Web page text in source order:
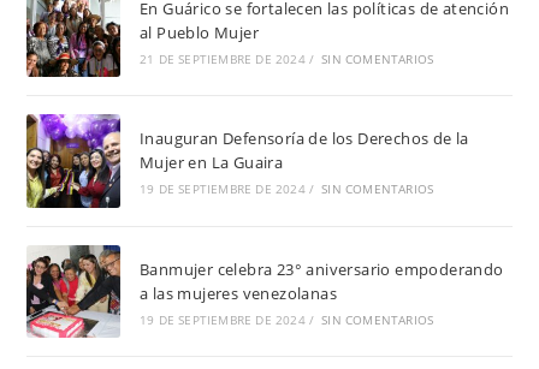
En Guárico se fortalecen las políticas de atención
al Pueblo Mujer
21 DE SEPTIEMBRE DE 2024 / SIN COMENTARIOS
Inauguran Defensoría de los Derechos de la
Mujer en La Guaira
19 DE SEPTIEMBRE DE 2024 / SIN COMENTARIOS
Banmujer celebra 23° aniversario empoderando
a las mujeres venezolanas
19 DE SEPTIEMBRE DE 2024 / SIN COMENTARIOS